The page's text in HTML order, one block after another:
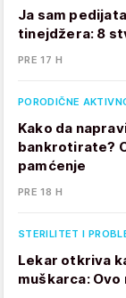
Ja sam
tinejdžera: 8
PRE 17 H
PORODIČNE
Kako da
bankrotirate?
pamćenje
PRE 18 H
STERILITET I
Lekar otkriva
muškarca: